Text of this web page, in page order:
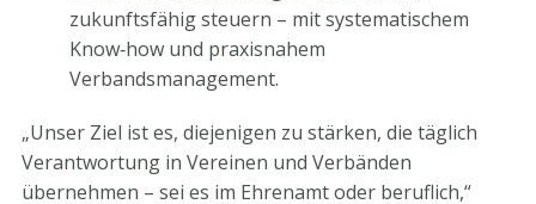
zukunftsfähig steuern – mit systematischem
Know‑how und praxisnahem
Verbandsmanagement.
„Unser Ziel ist es, diejenigen zu stärken, die täglich
Verantwortung in Vereinen und Verbänden
übernehmen – sei es im Ehrenamt oder beruflich,“